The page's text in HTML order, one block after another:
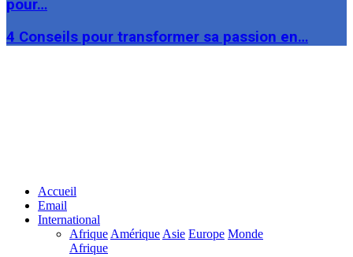
pour…
4 Conseils pour transformer sa passion en…
Accueil
Email
International
Afrique Amérique Asie Europe Monde
Afrique